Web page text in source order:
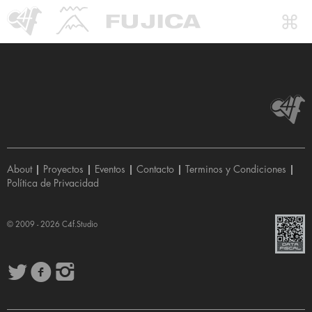
About| Proyectos Eventos Contacto Terminos y Condiciones
Política de Privacidad
© 2009 - 2026 C4f.Studio